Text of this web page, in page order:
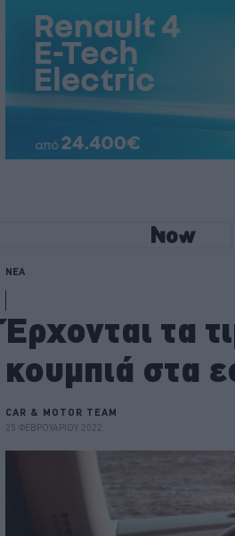
ΝΕΑ
Έρχονται τα
κουμπιά στα
CAR & MOTOR TEAM
25 ΦΕΒΡΟΥΑΡΙΟΥ 2022